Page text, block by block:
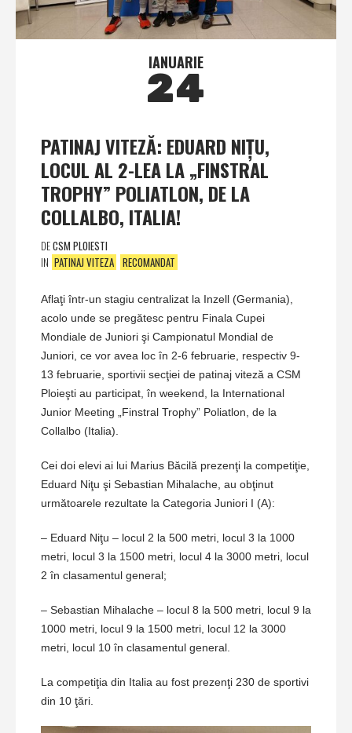
IANUARIE
24
PATINAJ VITEZĂ: EDUARD NIŢU,
LOCUL AL 2-LEA LA „FINSTRAL
TROPHY” POLIATLON, DE LA
COLLALBO, ITALIA!
DECSM PLOIESTI
IN PATINAJ VITEZA RECOMANDAT
Aflaţi într-un stagiu centralizat la Inzell (Germania),
acolo unde se pregătesc pentru Finala Cupei
Mondiale de Juniori şi Campionatul Mondial de
Juniori, ce vor avea loc în 2-6 februarie, respectiv 9-
13 februarie, sportivii secţiei de patinaj viteză a CSM
Ploieşti au participat, în weekend, la International
Junior Meeting „Finstral Trophy” Poliatlon, de la
Collalbo (Italia).
Cei doi elevi ai lui Marius Băcilă prezenţi la competiţie,
Eduard Niţu şi Sebastian Mihalache, au obţinut
următoarele rezultate la Categoria Juniori I (A):
– Eduard Niţu – locul 2 la 500 metri, locul 3 la 1000
metri, locul 3 la 1500 metri, locul 4 la 3000 metri, locul
2 în clasamentul general;
– Sebastian Mihalache – locul 8 la 500 metri, locul 9 la
1000 metri, locul 9 la 1500 metri, locul 12 la 3000
metri, locul 10 în clasamentul general.
La competiţia din Italia au fost prezenţi 230 de sportivi
din 10 ţări.